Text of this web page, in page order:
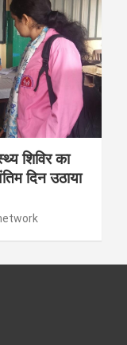
शिविर का
दिन उठाया